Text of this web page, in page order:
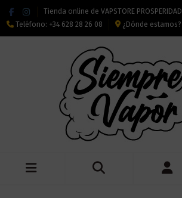
Tienda online de VAPSTORE PROSPERIDAD
Teléfono: +34 628 28 26 08 ¿Dónde estamos?